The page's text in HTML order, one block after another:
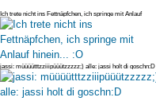
Ich trete nicht ins Fettnäpfchen, ich springe mit Anlauf
hinein... :O
jassi: müüüütttzziiipüüützzzzz;) alle: jassi holt di goschn:D